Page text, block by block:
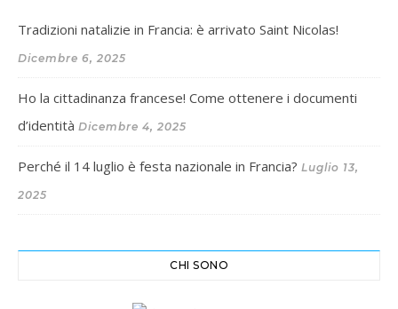
Tradizioni natalizie in Francia: è arrivato Saint Nicolas!
Dicembre 6, 2025
Ho la cittadinanza francese! Come ottenere i documenti
d’identità Dicembre 4, 2025
Perché il 14 luglio è festa nazionale in Francia? Luglio 13,
2025
CHI SONO